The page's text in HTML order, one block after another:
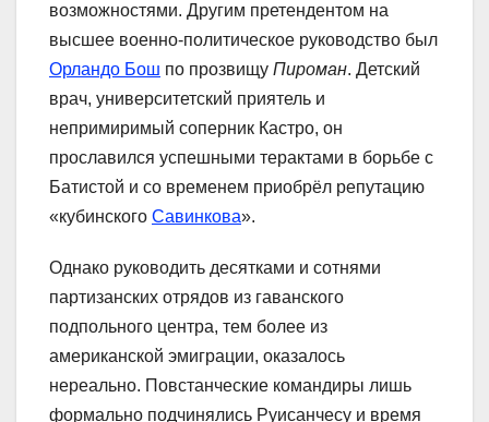
возможностями. Другим претендентом на
высшее военно-политическое руководство был
Орландо Бош по прозвищу Пироман. Детский
врач, университетский приятель и
непримиримый соперник Кастро, он
прославился успешными терактами в борьбе с
Батистой и со временем приобрёл репутацию
«кубинского Савинкова».
Однако руководить десятками и сотнями
партизанских отрядов из гаванского
подпольного центра, тем более из
американской эмиграции, оказалось
нереально. Повстанческие командиры лишь
формально подчинялись Руисанчесу и время